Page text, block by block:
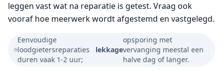
leggen vast wat na reparatie is getest. Vraag ook
vooraf hoe meerwerk wordt afgestemd en vastgelegd.
Eenvoudige
loodgietersreparaties
duren vaak 1-2 uur;
lekkage
opsporing met
vervanging meestal een
halve dag of langer.